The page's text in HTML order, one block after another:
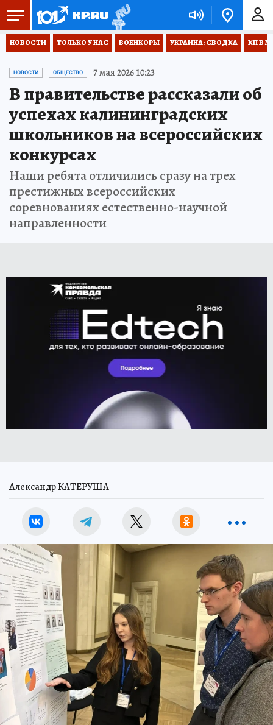
НОВОСТИ ТОЛЬКО У НАС ВОЕНКОРЫ УКРАИНА: СВОДКА КП В
НОВОСТИ ОБЩЕСТВО 7 мая 2026 10:23
В правительстве рассказали об
успехах калининградских
школьников на всероссийских
конкурсах
Наши ребята отличились сразу на трех
престижных всероссийских
соревнованиях естественно-научной
направленности
Александр КАТЕРУША